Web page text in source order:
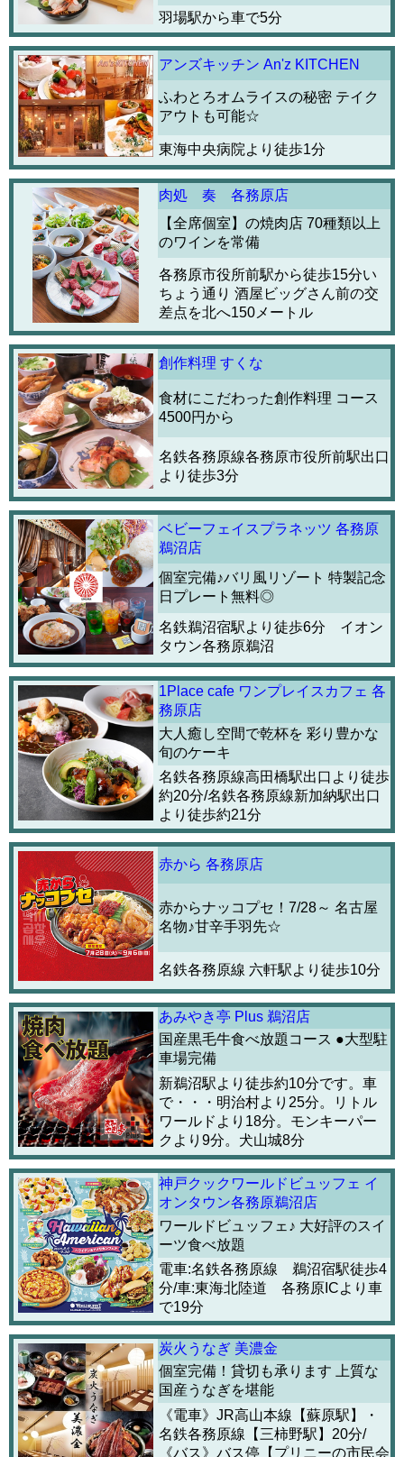
羽場駅から車で5分
アンズキッチン An'z KITCHEN
ふわとろオムライスの秘密 テイク
アウトも可能☆
東海中央病院より徒歩1分
肉処 奏 各務原店
【全席個室】の焼肉店 70種類以上
のワインを常備
各務原市役所前駅から徒歩15分い
ちょう通り 酒屋ビッグさん前の交
差点を北へ150メートル
創作料理 すくな
食材にこだわった創作料理 コース
4500円から
名鉄各務原線各務原市役所前駅出口
より徒歩3分
ベビーフェイスプラネッツ 各務原
鵜沼店
個室完備♪バリ風リゾート 特製記念
日プレート無料◎
名鉄鵜沼宿駅より徒歩6分 イオン
タウン各務原鵜沼
1Place cafe ワンプレイスカフェ 各
務原店
大人癒し空間で乾杯を 彩り豊かな
旬のケーキ
名鉄各務原線高田橋駅出口より徒歩
約20分/名鉄各務原線新加納駅出口
より徒歩約21分
赤から 各務原店
赤からナッコプセ！7/28～ 名古屋
名物♪甘辛手羽先☆
名鉄各務原線 六軒駅より徒歩10分
あみやき亭 Plus 鵜沼店
国産黒毛牛食べ放題コース ●大型駐
車場完備
新鵜沼駅より徒歩約10分です。車
で・・・明治村より25分。リトル
ワールドより18分。モンキーパー
クより9分。犬山城8分
神戸クックワールドビュッフェ イ
オンタウン各務原鵜沼店
ワールドビュッフェ♪ 大好評のスイ
ーツ食べ放題
電車:名鉄各務原線 鵜沼宿駅徒歩4
分/車:東海北陸道 各務原ICより車
で19分
炭火うなぎ 美濃金
個室完備！貸切も承ります 上質な
国産うなぎを堪能
《電車》JR高山本線【蘇原駅】・
名鉄各務原線【三柿野駅】20分/
《バス》バス停【プリニーの市民会